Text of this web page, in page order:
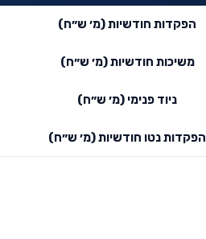
הפקדות חודשיות (מ׳ ש״ח)
משיכות חודשיות (מ׳ ש״ח)
ניוד פנימי (מ׳ ש״ח)
הפקדות נטו חודשיות (מ׳ ש״ח)